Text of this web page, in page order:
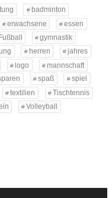
badminton
erwachsene
essen
Fußball
gymnastik
herren
jahres
logo
mannschaft
spaß
spiel
textilien
Tischtennis
Volleyball